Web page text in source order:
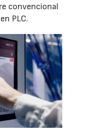
convencional
PLC.